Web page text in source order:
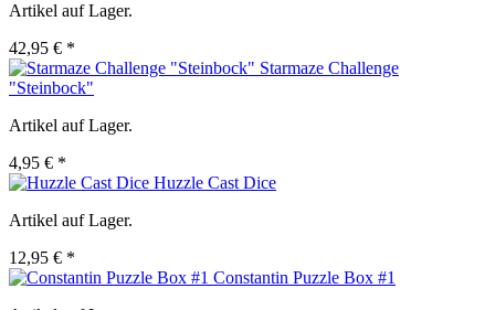
Artikel auf Lager.
42,95 € *
Starmaze Challenge
"Steinbock"
Artikel auf Lager.
4,95 € *
Huzzle Cast Dice
Artikel auf Lager.
12,95 € *
Constantin Puzzle Box #1